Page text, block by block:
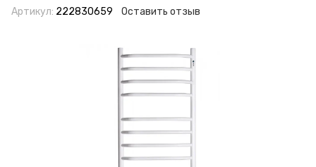
Артикул: 222830659 Оставить отзыв